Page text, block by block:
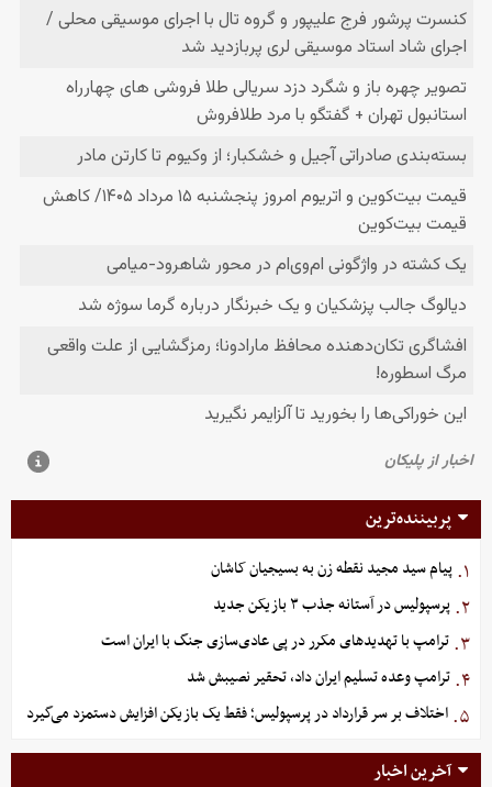
پربیننده‌ترین
۱. پیام سید مجید نقطه زن به بسیجیان کاشان
۲. پرسپولیس در آستانه جذب ۳ بازیکن جدید
۳. ترامپ با تهدیدهای مکرر در پی عادی‌سازی جنگ با ایران است
۴. ترامپ وعده تسلیم ایران داد، تحقیر نصیبش شد
۵. اختلاف بر سر قرارداد در پرسپولیس؛ فقط یک بازیکن افزایش دستمزد می‌گیرد
آخرین اخبار